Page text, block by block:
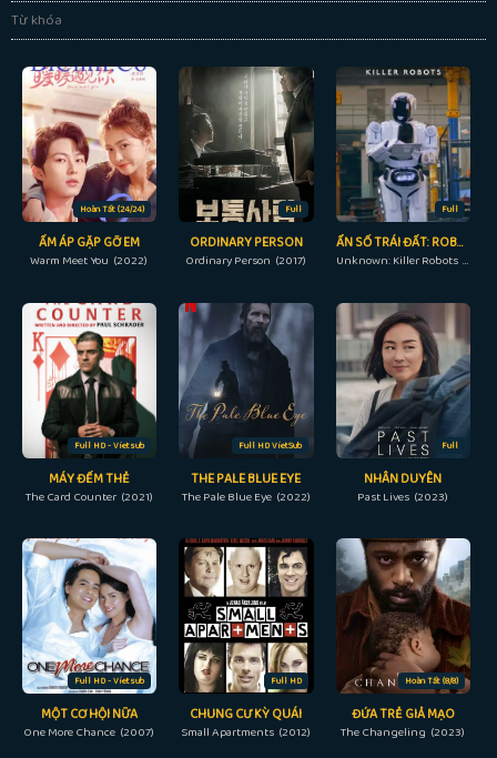
Từ khóa
Hoàn Tất (24/24)
ẤM ÁP GẶP GỠ EM
Warm Meet You (2022)
Full
ORDINARY PERSON
Ordinary Person (2017)
Full
ẨN SỐ TRÁI ĐẤT: ROBOT SÁT NHÂN
Unknown: Killer Robots (2023)
Full HD - Vietsub
MÁY ĐẾM THẺ
The Card Counter (2021)
Full HD VietSub
THE PALE BLUE EYE
The Pale Blue Eye (2022)
Full
NHÂN DUYÊN
Past Lives (2023)
Full HD - Vietsub
MỘT CƠ HỘI NỮA
One More Chance (2007)
Full HD
CHUNG CƯ KỲ QUÁI
Small Apartments (2012)
Hoàn Tất (8/8)
ĐỨA TRẺ GIẢ MẠO
The Changeling (2023)